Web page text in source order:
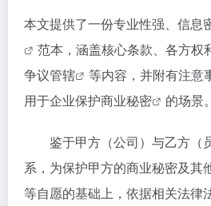
本文提供了一份专业性强、信息
范本，涵盖核心条款、各方权
争议管辖
等内容，并附有注意
用于企业保护商业秘密 的场景。
鉴于甲方（公司）与乙方（
系，为保护甲方的商业秘密及其
等自愿的基础上，依据相关法律